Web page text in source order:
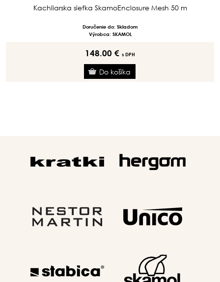
Kachliarska sieťka SkamoEnclosure Mesh 50 m
Doručenie do: Skladom
Výrobca: SKAMOL
148.00 € s DPH